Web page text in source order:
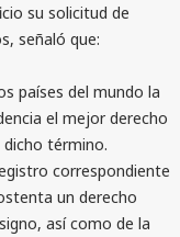
su solicitud de
señaló que:
países del mundo la
el mejor derecho
dicho término.
correspondiente
un derecho
así como de la